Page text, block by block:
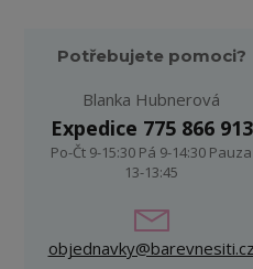
Potřebujete pomoci?
Blanka Hubnerová
Expedice 775 866 913
Po-Čt 9-15:30 Pá 9-14:30 Pauza
13-13:45
objednavky@barevnesiti.cz